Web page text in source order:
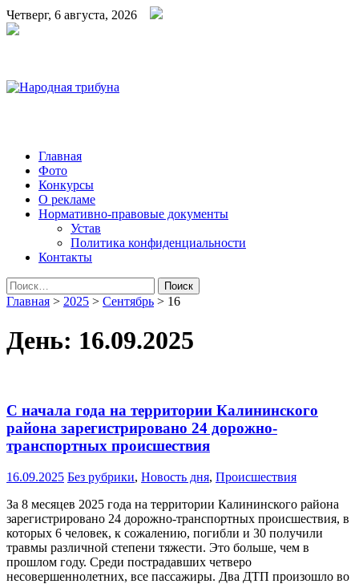
Четверг, 6 августа, 2026
Народная трибуна
Калининская районная газета
Главная
Фото
Конкурсы
О рекламе
Нормативно-правовые документы
Устав
Политика конфиденциальности
Контакты
Найти:
Главная > 2025 > Сентябрь > 16
День: 16.09.2025
С начала года на территории Калининского
района зарегистрировано 24 дорожно-
транспортных происшествия
16.09.2025 Без рубрики, Новость дня, Происшествия
За 8 месяцев 2025 года на территории Калининского района
зарегистрировано 24 дорожно-транспортных происшествия, в
которых 6 человек, к сожалению, погибли и 30 получили
травмы различной степени тяжести. Это больше, чем в
прошлом году. Среди пострадавших четверо
несовершеннолетних, все пассажиры. Два ДТП произошло во